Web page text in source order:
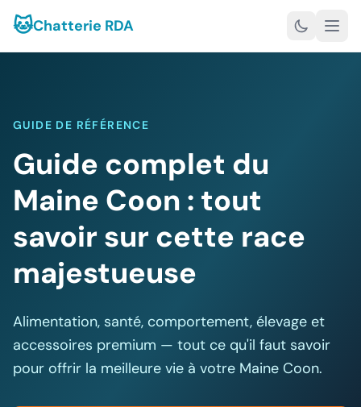
🐱Chatterie RDA
GUIDE DE RÉFÉRENCE
Guide complet du
Maine Coon : tout
savoir sur cette race
majestueuse
Alimentation, santé, comportement, élevage et
accessoires premium — tout ce qu'il faut savoir
pour offrir la meilleure vie à votre Maine Coon.